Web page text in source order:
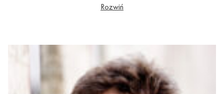
powstania w 1999 roku. Od początku swojej drogi zawodowej związana z
nagród. W ZPAV zaangażowana jest dodatkowo w projekty edukacyjne i kampanie
informacyjne, koordynuje także działalność stowarzyszenia w ramach współpracy
z Międzynarodową Federacją Przemysłu Fonograficznego IFPI.
Rozwiń